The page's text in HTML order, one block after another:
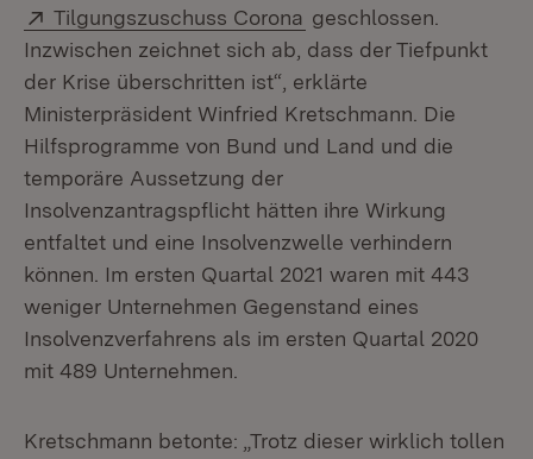
Extern:
Tilgungszuschuss Corona (Öffnet in neuem
geschlossen.
Inzwischen zeichnet sich ab, dass der Tiefpunkt
der Krise überschritten ist“, erklärte
Ministerpräsident Winfried Kretschmann. Die
Hilfsprogramme von Bund und Land und die
temporäre Aussetzung der
Insolvenzantragspflicht hätten ihre Wirkung
entfaltet und eine Insolvenzwelle verhindern
können. Im ersten Quartal 2021 waren mit 443
weniger Unternehmen Gegenstand eines
Insolvenzverfahrens als im ersten Quartal 2020
mit 489 Unternehmen.
Kretschmann betonte: „Trotz dieser wirklich tollen